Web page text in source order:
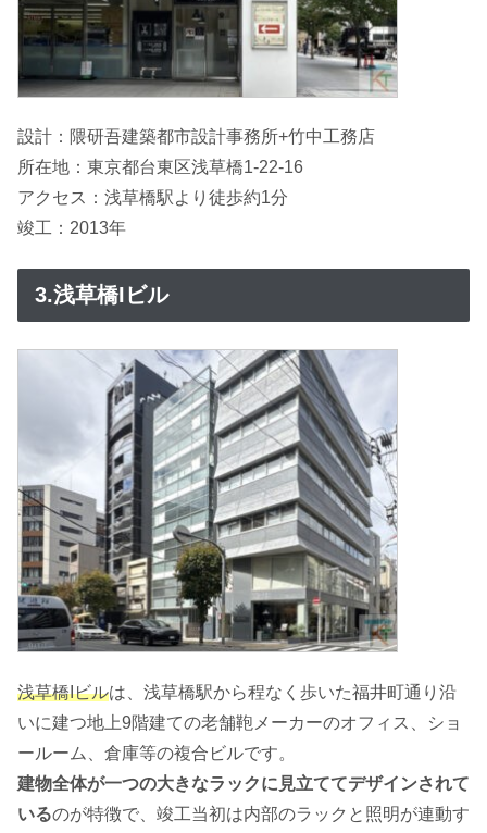
設計：隈研吾建築都市設計事務所+竹中工務店
所在地：東京都台東区浅草橋1-22-16
アクセス：浅草橋駅より徒歩約1分
竣工：2013年
3.浅草橋Iビル
浅草橋Iビルは、浅草橋駅から程なく歩いた福井町通り沿
いに建つ地上9階建ての老舗鞄メーカーのオフィス、ショ
ールーム、倉庫等の複合ビルです。
建物全体が一つの大きなラックに見立ててデザインされて
いるのが特徴で、竣工当初は内部のラックと照明が連動す